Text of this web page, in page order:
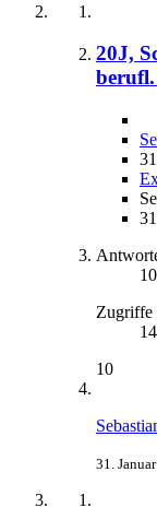
20J,
10
Zugriffe
10
31.